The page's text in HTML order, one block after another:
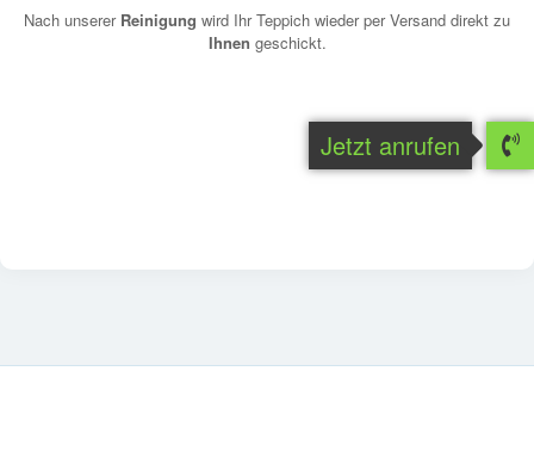
Nach unserer Reinigung wird Ihr Teppich wieder per Versand direkt zu
Ihnen geschickt.
Jetzt anrufen